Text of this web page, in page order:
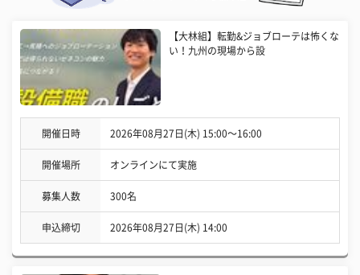
【大林組】転勤&ジョブローテは怖くな
い！九州の現場から設
開催日時 2026年08月27日(木) 15:00〜16:00
開催場所 オンラインにて実施
募集人数 300名
申込締切 2026年08月27日(木) 14:00